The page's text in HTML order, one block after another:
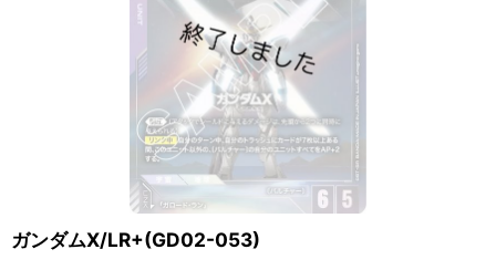
ガンダムX/LR+(GD02-053)